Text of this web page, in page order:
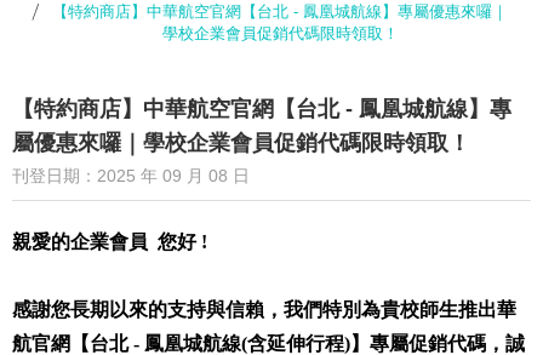
【特約商店】中華航空官網【台北 - 鳳凰城航線】專屬優惠來囉｜
學校企業會員促銷代碼限時領取！
【特約商店】中華航空官網【台北 - 鳳凰城航線】專
屬優惠來囉｜學校企業會員促銷代碼限時領取！
刊登日期：2025 年 09 月 08 日
親愛的企業會員 您好 !
感謝您長期以來的支持與信賴，我們特別為貴校師生推出華
航官網【台北 - 鳳凰城航線(含延伸行程)】專屬促銷代碼，誠